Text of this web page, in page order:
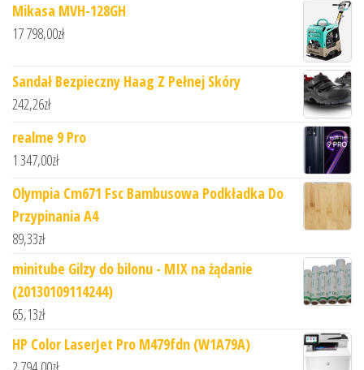
Mikasa MVH-128GH
17 798,00zł
Sandał Bezpieczny Haag Z Pełnej Skóry
242,26zł
realme 9 Pro
1 347,00zł
Olympia Cm671 Fsc Bambusowa Podkładka Do
Przypinania A4
89,33zł
minitube Gilzy do bilonu - MIX na żądanie
(20130109114244)
65,13zł
HP Color LaserJet Pro M479fdn (W1A79A)